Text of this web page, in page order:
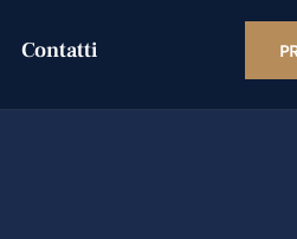
Contatti